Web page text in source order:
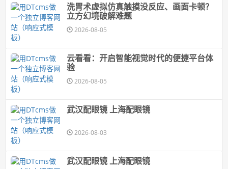
洗胃术虚拟仿真触摸没反应、画面卡顿？
立方幻境破解难题
2026-08-05
云看看：开启智能视觉时代的便捷平台体
验
2026-08-05
武汉配眼镜 上海配眼镜
2026-08-03
武汉配眼镜 上海配眼镜